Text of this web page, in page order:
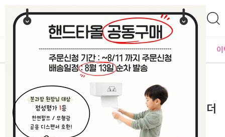
MD추천 PLAYLAB NEW BEST
기본 완구류
[교통기관 모음전] [만들기대장]고무탄성 글라이더